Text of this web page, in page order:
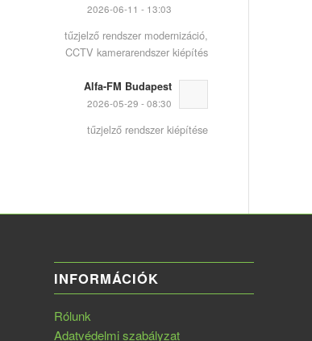
2026-06-11 - 13:03
tűzjelző rendszer modernizáció,
CCTV kamerarendszer kiépítés
Alfa-FM Budapest
2026-05-29 - 08:30
tűzjelző rendszer kiépítése
INFORMÁCIÓK
Rólunk
Adatvédelmi szabályzat